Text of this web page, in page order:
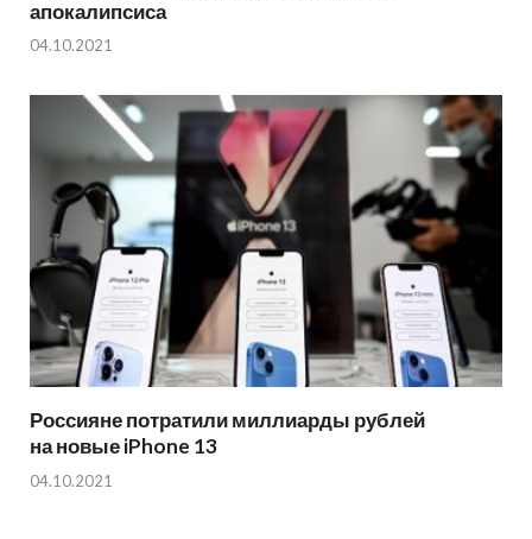
апокалипсиса
04.10.2021
Россияне потратили миллиарды рублей
на новые iPhone 13
04.10.2021